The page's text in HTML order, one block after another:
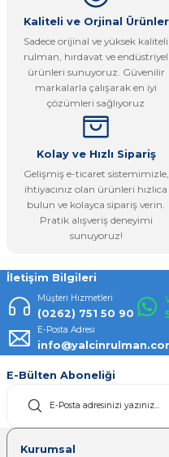
Ürün resmi kalitesiz,
Ürün açıklamasında
Ürün bilgilerinde hatalar
Ürün fiyatı diğer sitelerden
Bu ürüne benzer farklı
Kaliteli ve Orjinal Ürünler
Sadece orijinal ve yüksek kaliteli
rulman, hırdavat ve endüstriyel
ürünleri sunuyoruz. Güvenilir
markalarla çalışarak en iyi
çözümleri sağlıyoruz
Kolay ve Hızlı Sipariş
Gelişmiş e-ticaret sistemimizle,
ihtiyacınız olan ürünleri hızlıca
bulun ve kolayca sipariş verin.
Pratik alışveriş deneyimi
sunuyoruz!
İletişim Bilgileri
Müşteri Hizmetleri
(0262) 751 50 90
E-Posta Adresi
E-Bülten Aboneliği
Kurumsal